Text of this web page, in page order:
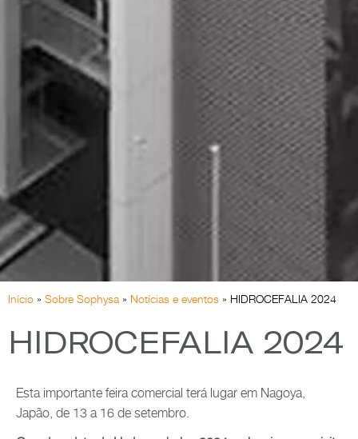
Início » Sobre Sophysa » Notícias e eventos » HIDROCEFALIA 2024
HIDROCEFALIA 2024
Esta importante feira comercial terá lugar em Nagoya,
Japão, de 13 a 16 de setembro.